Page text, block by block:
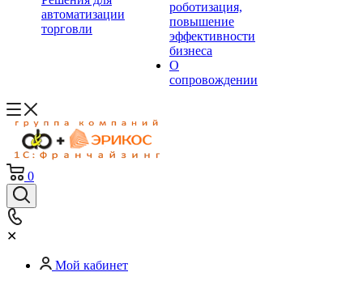
автоматизации
торговли
роботизация,
повышение
эффективности
бизнеса
О
сопровождении
0
✕
Мой кабинет